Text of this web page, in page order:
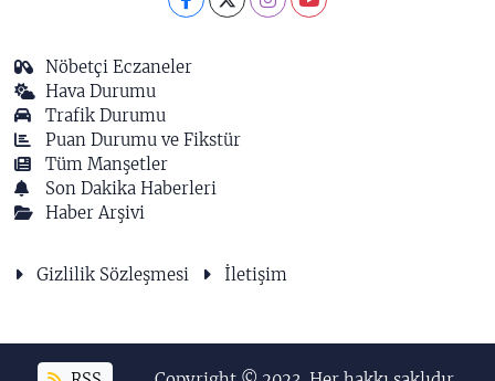
Nöbetçi Eczaneler
Hava Durumu
Trafik Durumu
Puan Durumu ve Fikstür
Tüm Manşetler
Son Dakika Haberleri
Haber Arşivi
Gizlilik Sözleşmesi İletişim